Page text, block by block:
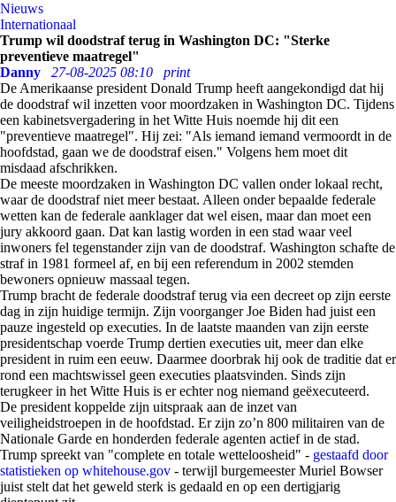
Nieuws
Internationaal
Trump wil doodstraf terug in Washington DC: "Sterke
preventieve maatregel"
Danny
27-08-2025 08:10
print
De Amerikaanse president Donald Trump heeft aangekondigd dat hij
de doodstraf wil inzetten voor moordzaken in Washington DC. Tijdens
een kabinetsvergadering in het Witte Huis noemde hij dit een
"preventieve maatregel". Hij zei: "Als iemand iemand vermoordt in de
hoofdstad, gaan we de doodstraf eisen." Volgens hem moet dit
misdaad afschrikken.
De meeste moordzaken in Washington DC vallen onder lokaal recht,
waar de doodstraf niet meer bestaat. Alleen onder bepaalde federale
wetten kan de federale aanklager dat wel eisen, maar dan moet een
jury akkoord gaan. Dat kan lastig worden in een stad waar veel
inwoners fel tegenstander zijn van de doodstraf. Washington schafte de
straf in 1981 formeel af, en bij een referendum in 2002 stemden
bewoners opnieuw massaal tegen.
Trump bracht de federale doodstraf terug via een decreet op zijn eerste
dag in zijn huidige termijn. Zijn voorganger Joe Biden had juist een
pauze ingesteld op executies. In de laatste maanden van zijn eerste
presidentschap voerde Trump dertien executies uit, meer dan elke
president in ruim een eeuw. Daarmee doorbrak hij ook de traditie dat er
rond een machtswissel geen executies plaatsvinden. Sinds zijn
terugkeer in het Witte Huis is er echter nog niemand geëxecuteerd.
De president koppelde zijn uitspraak aan de inzet van
veiligheidstroepen in de hoofdstad. Er zijn zo’n 800 militairen van de
Nationale Garde en honderden federale agenten actief in de stad.
Trump spreekt van "complete en totale wetteloosheid" - gestaafd door
statistieken op whitehouse.gov - terwijl burgemeester Muriel Bowser
juist stelt dat het geweld sterk is gedaald en op een dertigjarig